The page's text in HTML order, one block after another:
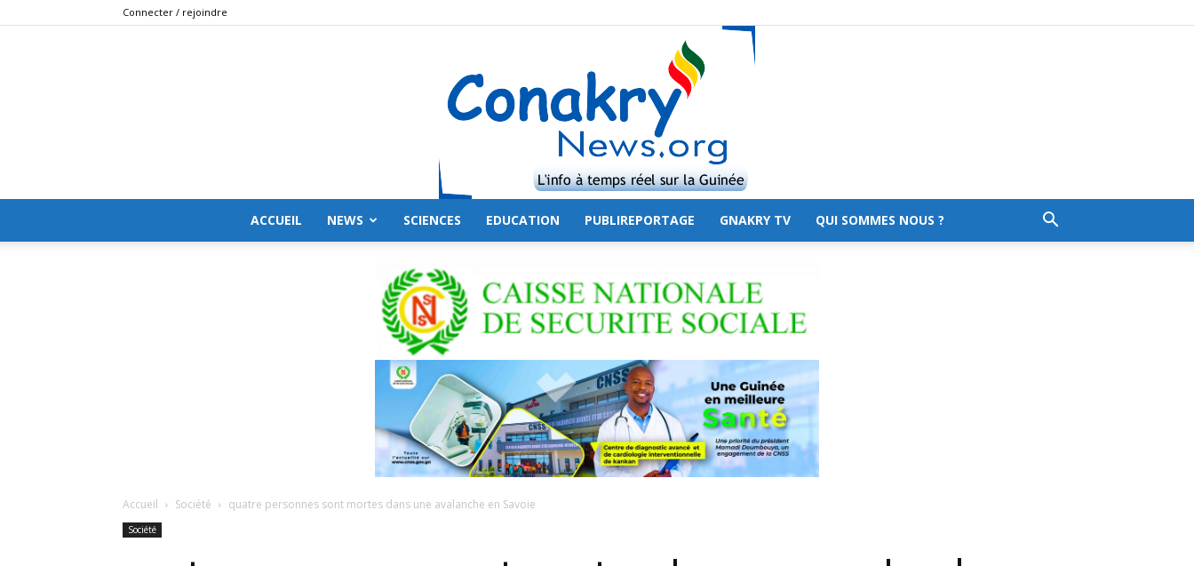
Connecter / rejoindre
ACCUEIL NEWS SCIENCES EDUCATION PUBLIREPORTAGE GNAKRY TV QUI SOMMES NOUS ?
Accueil Société quatre personnes sont mortes dans une avalanche en Savoie
Société